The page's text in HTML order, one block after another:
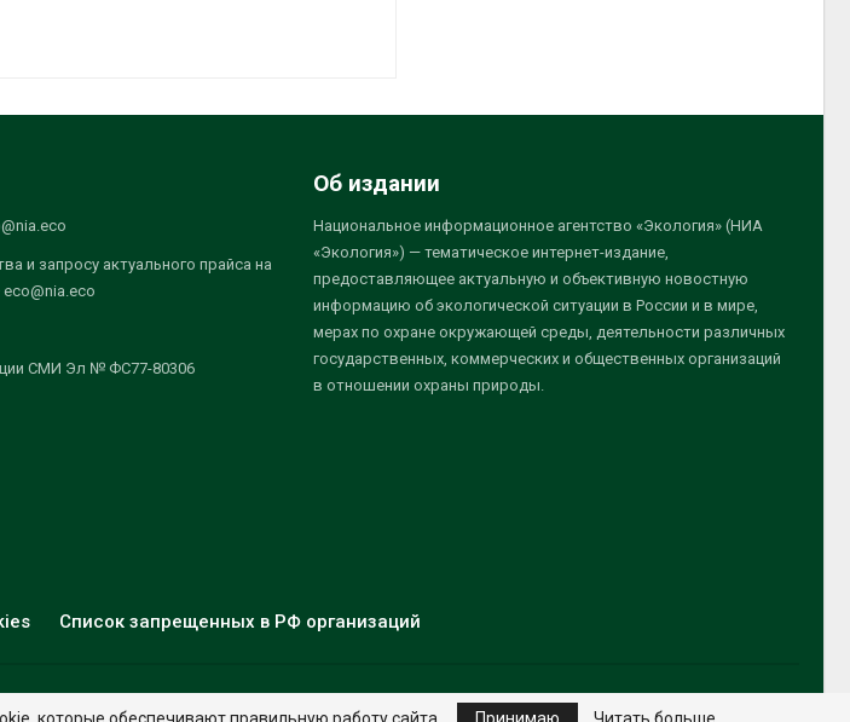
и запросу актуального прайса на
СМИ Эл № ФС77-80306
Об издании
Национальное информационное агентство «Экология» (НИА
«Экология») — тематическое интернет-издание,
предоставляющее актуальную и объективную новостную
информацию об экологической ситуации в России и в мире,
мерах по охране окружающей среды, деятельности различных
государственных, коммерческих и общественных организаций
в отношении охраны природы.
Список запрещенных в РФ организаций